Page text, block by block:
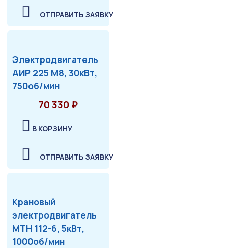
ОТПРАВИТЬ ЗАЯВКУ
Электродвигатель
АИР 225 М8, 30кВт,
750об/мин
70 330 ₽
В КОРЗИНУ
ОТПРАВИТЬ ЗАЯВКУ
Крановый
электродвигатель
МТН 112-6, 5кВт,
1000об/мин